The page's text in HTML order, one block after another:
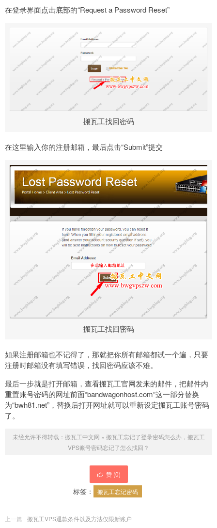
在登录界面点击底部的“Request a Password Reset”
搬瓦工找回密码
在这里输入你的注册邮箱，最后点击“Submit”提交
搬瓦工找回密码
如果注册邮箱也不记得了，那就把你所有邮箱都试一个遍，只要
注册时邮箱没有填写错误，找回密码应该不难。
最后一步就是打开邮箱，查看搬瓦工官网发来的邮件，把邮件内
重置账号密码的网址前面“bandwagonhost.com”这一部分替换
为“bwh81.net”，替换后打开网址就可以重新设定搬瓦工账号密码
了。
未经允许不得转载： 搬瓦工中文网 » 搬瓦工忘记了登录密码怎么办，搬瓦工
VPS账号密码忘记了怎么找回？
赞 (0)
标签： 搬瓦工忘记密码
上一篇
搬瓦工VPS退款条件以及方法仅限新账户